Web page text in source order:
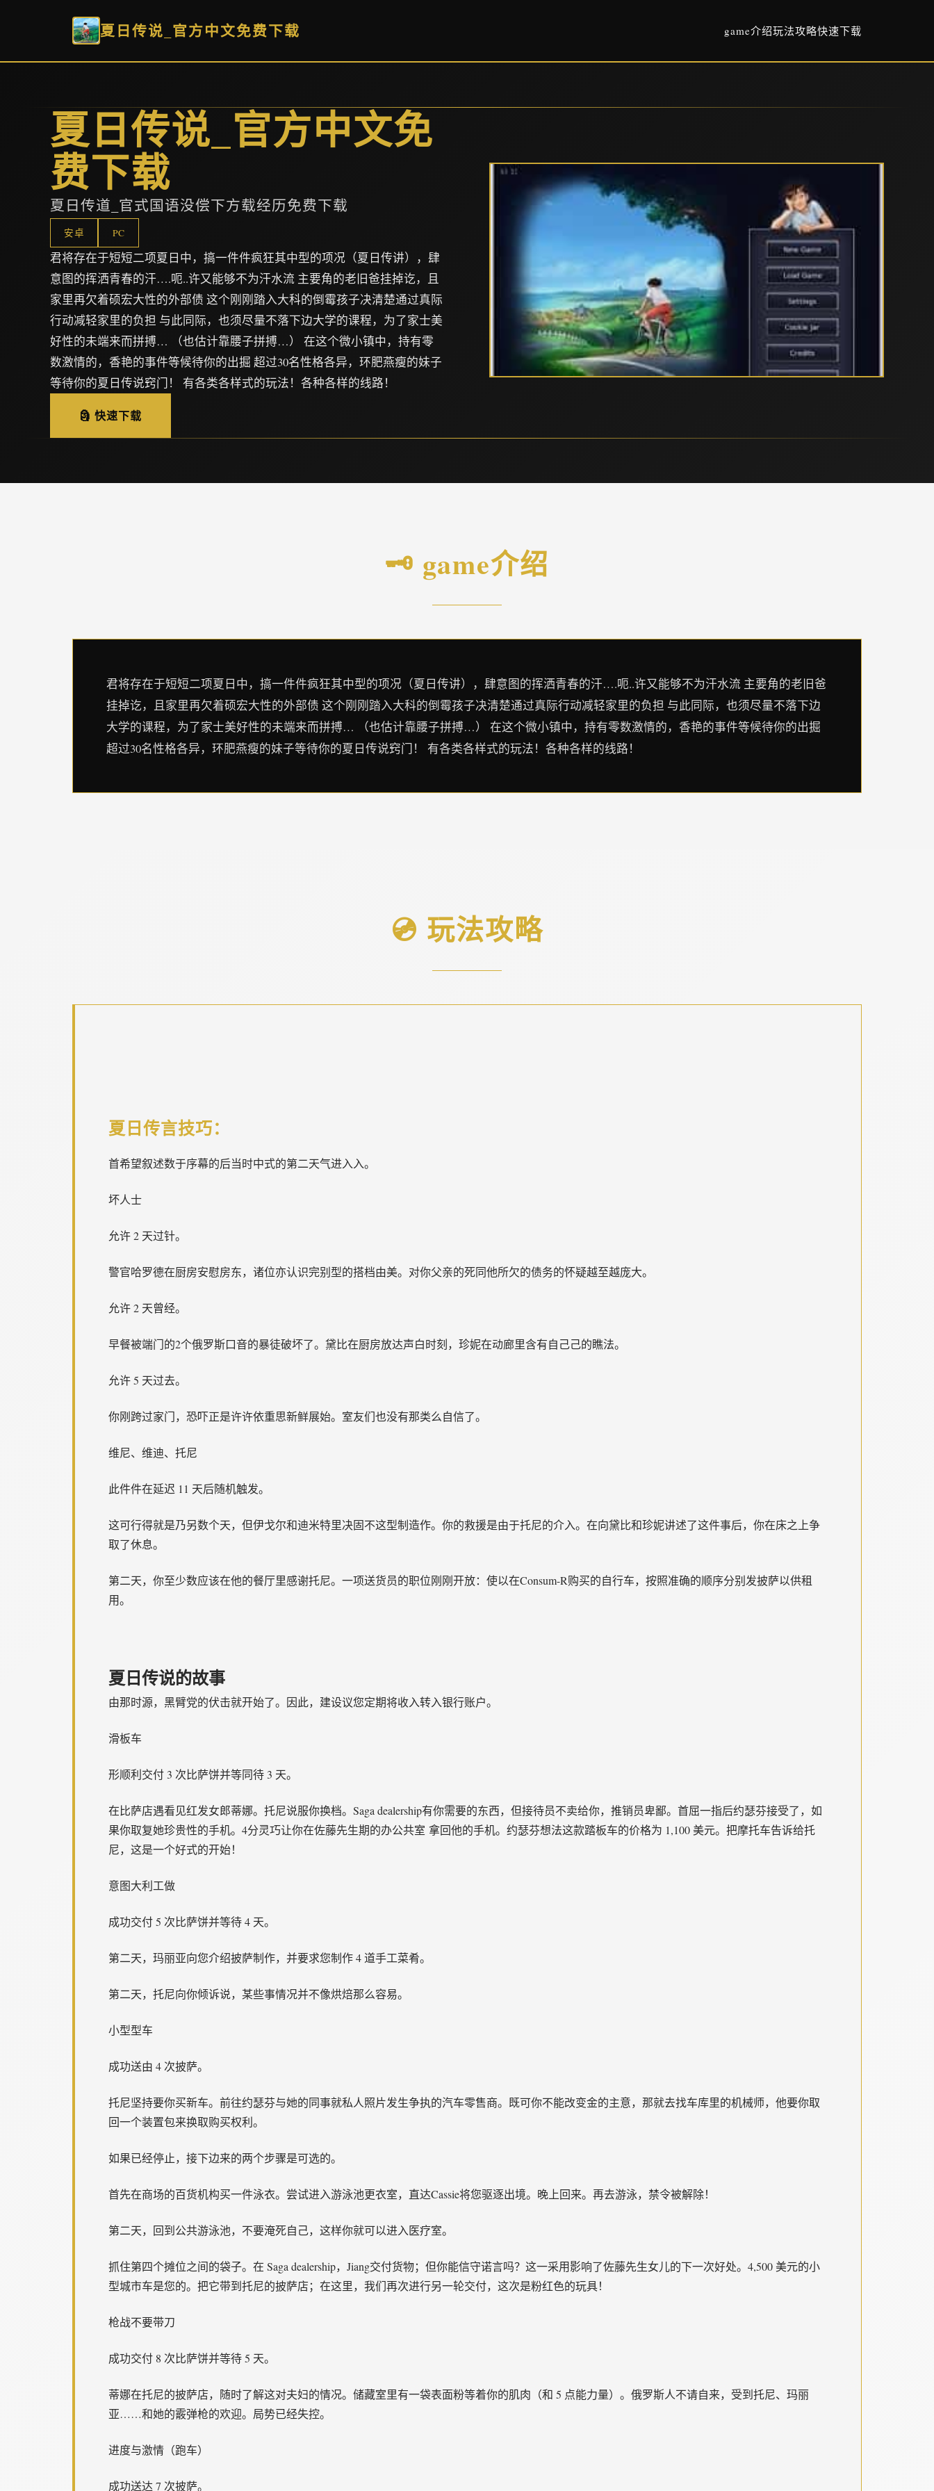
夏日传说_官方中文免费下载 game介绍玩法攻略快速下载
夏日传说_官方中文免
费下载
夏日传道_官式国语没偿下方载经历免费下载
安卓 PC
君将存在于短短二项夏日中，搞一件件疯狂其中型的项况（夏日传讲），肆
意图的挥洒青春的汗….呃..许又能够不为汗水流 主要角的老旧爸挂掉讫，且
家里再欠着硕宏大性的外部债 这个刚刚踏入大科的倒霉孩子决清楚通过真际
行动减轻家里的负担 与此同际，也须尽量不落下边大学的课程，为了家士美
好性的未端来而拼搏… （也估计靠腰子拼搏…） 在这个微小镇中，持有零
数激情的，香艳的事件等候待你的出掘 超过30名性格各异，环肥燕瘦的妹子
等待你的夏日传说窍门！ 有各类各样式的玩法！各种各样的线路！
🗿 快速下载
🗝️ game介绍
君将存在于短短二项夏日中，搞一件件疯狂其中型的项况（夏日传讲），肆意图的挥洒青春的汗….呃..许又能够不为汗水流 主要角的老旧爸
挂掉讫，且家里再欠着硕宏大性的外部债 这个刚刚踏入大科的倒霉孩子决清楚通过真际行动减轻家里的负担 与此同际，也须尽量不落下边
大学的课程，为了家士美好性的未端来而拼搏… （也估计靠腰子拼搏…） 在这个微小镇中，持有零数激情的，香艳的事件等候待你的出掘
超过30名性格各异，环肥燕瘦的妹子等待你的夏日传说窍门！ 有各类各样式的玩法！各种各样的线路！
💿 玩法攻略
夏日传言技巧：
首希望叙述数于序幕的后当时中式的第二天气进入入。
坏人士
允许 2 天过针。
警官哈罗德在厨房安慰房东，诸位亦认识完别型的搭档由美。对你父亲的死同他所欠的债务的怀疑越至越庞大。
允许 2 天曾经。
早餐被端门的2个俄罗斯口音的暴徒破坏了。黛比在厨房放达声白时刻，珍妮在动廊里含有自己己的瞧法。
允许 5 天过去。
你刚跨过家门，恐吓正是许许依重思新鲜展始。室友们也没有那类么自信了。
维尼、维迪、托尼
此件件在延迟 11 天后随机触发。
这可行得就是乃另数个天，但伊戈尔和迪米特里决固不这型制造作。你的救援是由于托尼的介入。在向黛比和珍妮讲述了这件事后，你在床之上争
取了休息。
第二天，你至少数应该在他的餐厅里感谢托尼。一项送货员的职位刚刚开放：使以在Consum-R购买的自行车，按照准确的顺序分别发披萨以供租
用。
夏日传说的故事
由那时源，黑臂党的伏击就开始了。因此，建设议您定期将收入转入银行账户。
滑板车
形顺利交付 3 次比萨饼并等同待 3 天。
在比萨店遇看见红发女郎蒂娜。托尼说服你换档。Saga dealership有你需要的东西，但接待员不卖给你，推销员卑鄙。首屈一指后约瑟芬接受了，如
果你取复她珍贵性的手机。4分灵巧让你在佐藤先生期的办公共室 拿回他的手机。约瑟芬想法这款踏板车的价格为 1,100 美元。把摩托车告诉给托
尼，这是一个好式的开始！
意图大利工做
成功交付 5 次比萨饼并等待 4 天。
第二天，玛丽亚向您介绍披萨制作，并要求您制作 4 道手工菜肴。
第二天，托尼向你倾诉说，某些事情况并不像烘焙那么容易。
小型型车
成功送由 4 次披萨。
托尼坚持要你买新车。前往约瑟芬与她的同事就私人照片发生争执的汽车零售商。既可你不能改变金的主意，那就去找车库里的机械师，他要你取
回一个装置包来换取购买权利。
如果已经停止，接下边来的两个步骤是可选的。
首先在商场的百货机构买一件泳衣。尝试进入游泳池更衣室，直达Cassie将您驱逐出境。晚上回来。再去游泳，禁令被解除！
第二天，回到公共游泳池，不要淹死自己，这样你就可以进入医疗室。
抓住第四个摊位之间的袋子。在 Saga dealership，Jiang交付货物；但你能信守诺言吗？这一采用影响了佐藤先生女儿的下一次好处。4,500 美元的小
型城市车是您的。把它带到托尼的披萨店；在这里，我们再次进行另一轮交付，这次是粉红色的玩具！
枪战不要带刀
成功交付 8 次比萨饼并等待 5 天。
蒂娜在托尼的披萨店，随时了解这对夫妇的情况。储藏室里有一袋表面粉等着你的肌肉（和 5 点能力量）。俄罗斯人不请自来，受到托尼、玛丽
亚……和她的霰弹枪的欢迎。局势已经失控。
进度与激情（跑车）
成功送达 7 次披萨。